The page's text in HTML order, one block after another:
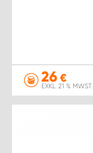
26 €
EXKL. 21 % MWST.